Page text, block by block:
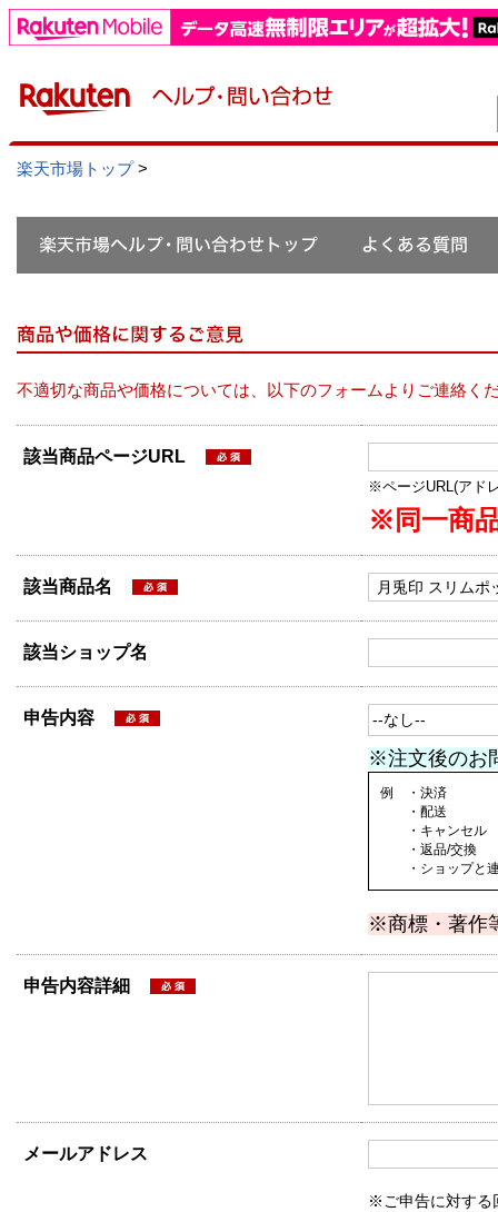
楽天市場トップ>
不適切な商品や価格については、以下のフォームよりご連絡く
該当商品ページURL
※ページURL(アド
※同一商
該当商品名
該当ショップ名
申告内容
※注文後のお
例 ・決済
・配送
・キャンセル
・返品/交換
・ショップと連
※商標・著作
申告内容詳細
メールアドレス
※ご申告に対する